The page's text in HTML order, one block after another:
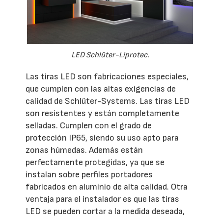
LED Schlüter-Liprotec.
Las tiras LED son fabricaciones especiales,
que cumplen con las altas exigencias de
calidad de Schlüter-Systems. Las tiras LED
son resistentes y están completamente
selladas. Cumplen con el grado de
protección IP65, siendo su uso apto para
zonas húmedas. Además están
perfectamente protegidas, ya que se
instalan sobre perfiles portadores
fabricados en aluminio de alta calidad. Otra
ventaja para el instalador es que las tiras
LED se pueden cortar a la medida deseada,